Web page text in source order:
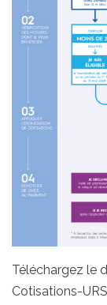
Téléchargez le
Cotisations-